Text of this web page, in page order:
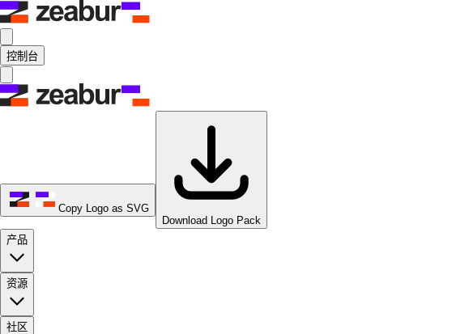
控制台
Copy Logo as SVG
Download Logo Pack
产品
资源
社区